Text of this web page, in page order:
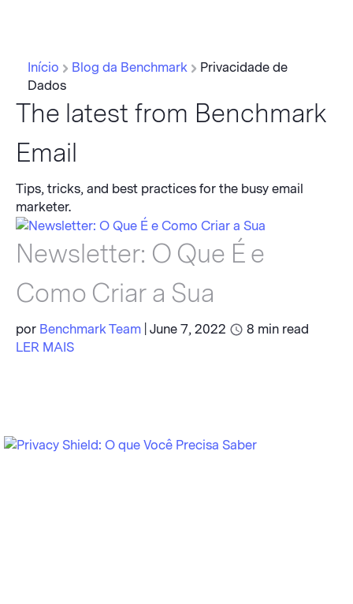
Início Blog da Benchmark
Privacidade de
Dados
The latest from Benchmark
Email
Tips, tricks, and best practices for the busy email
marketer.
Newsletter: O Que É e
Como Criar a Sua
por Benchmark Team June 7, 2022 8 min read
LER MAIS